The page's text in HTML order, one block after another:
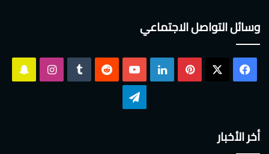
وسائل التواصل الاجتماعي
فيسبوك بينتيريست لينكدإن ‫YouTube انستقرام
أخر الأخبار